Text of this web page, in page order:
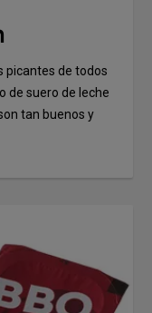
picantes de todos
de suero de leche
tan buenos y